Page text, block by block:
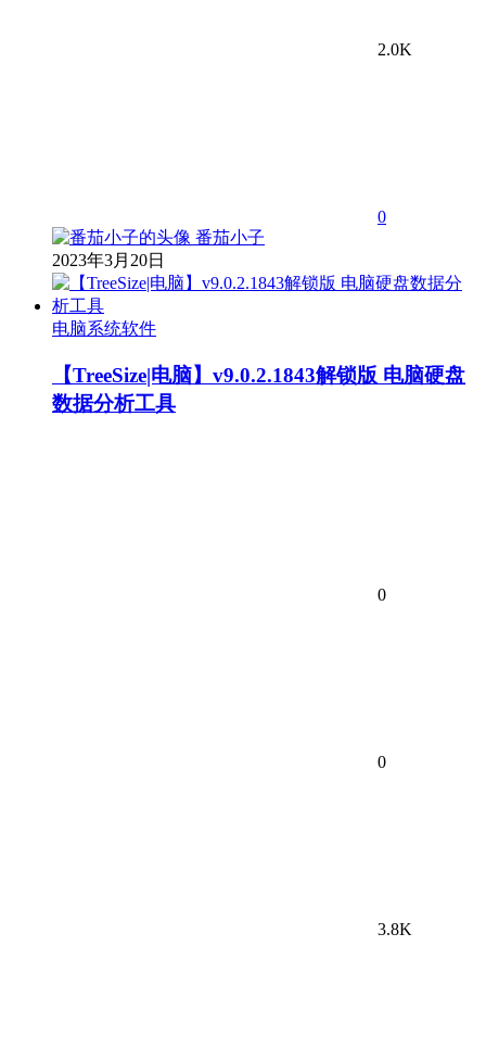
2.0K
0
番茄小子
2023年3月20日
电脑系统软件
【TreeSize|电脑】v9.0.2.1843解锁版 电脑硬盘
数据分析工具
0
0
3.8K